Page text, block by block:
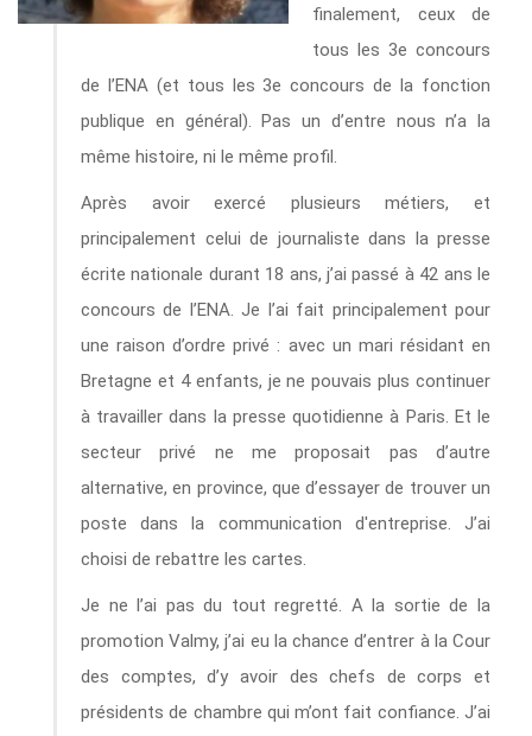
finalement, ceux de
tous les 3e concours
de l’ENA (et tous les 3e concours de la fonction
publique en général). Pas un d’entre nous n’a la
même histoire, ni le même profil.
Après avoir exercé plusieurs métiers, et
principalement celui de journaliste dans la presse
écrite nationale durant 18 ans, j’ai passé à 42 ans le
concours de l’ENA. Je l’ai fait principalement pour
une raison d’ordre privé : avec un mari résidant en
Bretagne et 4 enfants, je ne pouvais plus continuer
à travailler dans la presse quotidienne à Paris. Et le
secteur privé ne me proposait pas d’autre
alternative, en province, que d’essayer de trouver un
poste dans la communication d'entreprise. J’ai
choisi de rebattre les cartes.
Je ne l’ai pas du tout regretté. A la sortie de la
promotion Valmy, j’ai eu la chance d’entrer à la Cour
des comptes, d’y avoir des chefs de corps et
présidents de chambre qui m’ont fait confiance. J’ai